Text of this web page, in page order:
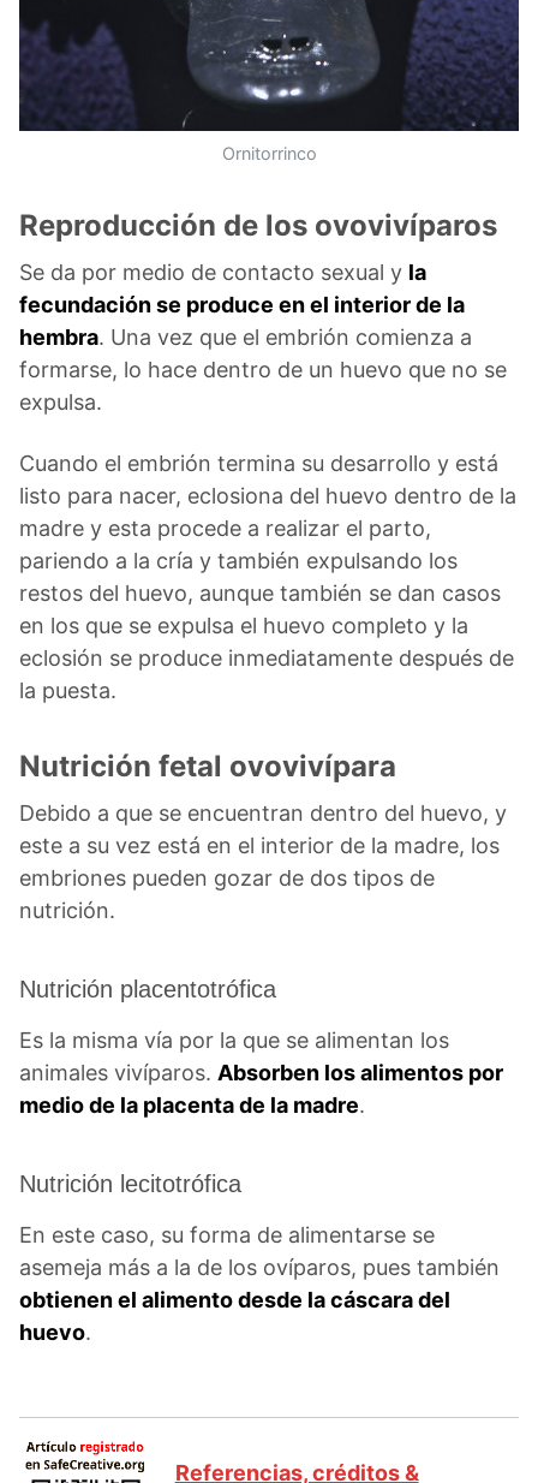
Ornitorrinco
Reproducción de los ovovivíparos
Se da por medio de contacto sexual y la
fecundación se produce en el interior de la
hembra. Una vez que el embrión comienza a
formarse, lo hace dentro de un huevo que no se
expulsa.
Cuando el embrión termina su desarrollo y está
listo para nacer, eclosiona del huevo dentro de la
madre y esta procede a realizar el parto,
pariendo a la cría y también expulsando los
restos del huevo, aunque también se dan casos
en los que se expulsa el huevo completo y la
eclosión se produce inmediatamente después de
la puesta.
Nutrición fetal ovovivípara
Debido a que se encuentran dentro del huevo, y
este a su vez está en el interior de la madre, los
embriones pueden gozar de dos tipos de
nutrición.
Nutrición placentotrófica
Es la misma vía por la que se alimentan los
animales vivíparos. Absorben los alimentos por
medio de la placenta de la madre.
Nutrición lecitotrófica
En este caso, su forma de alimentarse se
asemeja más a la de los ovíparos, pues también
obtienen el alimento desde la cáscara del
huevo.
Referencias, créditos &